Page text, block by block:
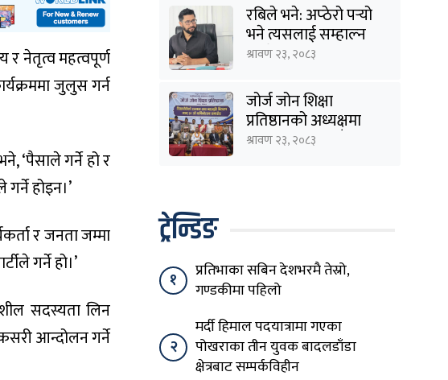
र नेतृत्व महत्वपूर्ण
जुलुस गर्न
‘पैसाले गर्ने हो र
होइन।’
र जनता जम्मा
गर्ने हो।’
सदस्यता लिन
आन्दोलन गर्ने
रबिले भने: अप्ठेरो पर्‍यो
भने त्यसलाई सम्हाल्न
सक्ने गार्जियनसिप हाम्रो
श्रावण २३, २०८३
जोर्ज जोन शिक्षा
प्रतिष्ठानको अध्यक्षमा
विनोद कायस्थ, पाँच
श्रावण २३, २०८३
ट्रेन्डिङ
१
प्रतिभाका सबिन देशभरमै तेस्रो,
गण्डकीमा पहिलो
२
मर्दी हिमाल पदयात्रामा गएका
पोखराका तीन युवक बादलडाँडा
क्षेत्रबाट सम्पर्कविहीन